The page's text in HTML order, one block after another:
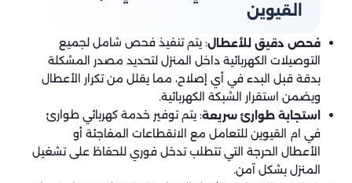
القيوين
فحص دقيق للأعطال: يتم تنفيذ فحص شامل لجميع
التوصيلات الكهربائية داخل المنزل لتحديد مصدر المشكلة
بدقة قبل البدء في أي إصلاح، مما يقلل من تكرار الأعطال
ويضمن استقرار الشبكة الكهربائية.
استجابة طوارئ سريعة: يتم توفير خدمة كهربائي طوارئ
في ام القيوين للتعامل مع الانقطاعات المفاجئة أو
الأعطال الحرجة التي تتطلب تدخل فوري للحفاظ على تشغيل
المنزل بشكل آمن.